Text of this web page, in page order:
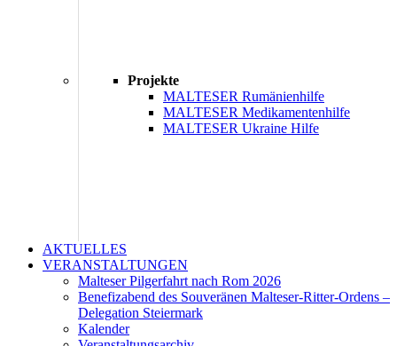
Projekte
MALTESER Rumänienhilfe
MALTESER Medikamentenhilfe
MALTESER Ukraine Hilfe
AKTUELLES
VERANSTALTUNGEN
Malteser Pilgerfahrt nach Rom 2026
Benefizabend des Souveränen Malteser-Ritter-Ordens –
Delegation Steiermark
Kalender